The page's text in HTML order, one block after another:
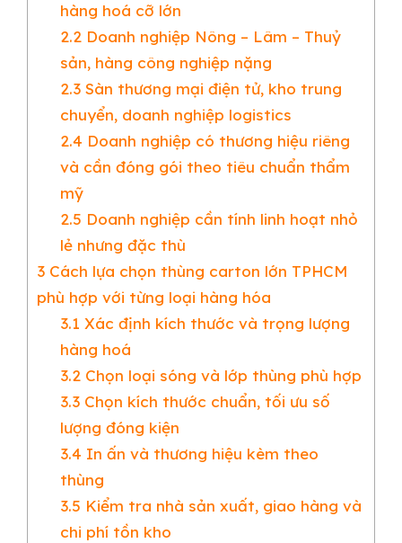
hàng hoá cỡ lớn
2.2Doanh nghiệp Nông – Lâm – Thuỷ
sản, hàng công nghiệp nặng
2.3Sàn thương mại điện tử, kho trung
chuyển, doanh nghiệp logistics
2.4 Doanh nghiệp có thương hiệu riêng
và cần đóng gói theo tiêu chuẩn thẩm
mỹ
2.5 Doanh nghiệp cần tính linh hoạt nhỏ
lẻ nhưng đặc thù
3 Cách lựa chọn thùng carton lớn TPHCM
phù hợp với từng loại hàng hóa
3.1 Xác định kích thước và trọng lượng
hàng hoá
3.2Chọn loại sóng và lớp thùng phù hợp
3.3Chọn kích thước chuẩn, tối ưu số
lượng đóng kiện
3.4 In ấn và thương hiệu kèm theo
thùng
3.5 Kiểm tra nhà sản xuất, giao hàng và
chi phí tồn kho